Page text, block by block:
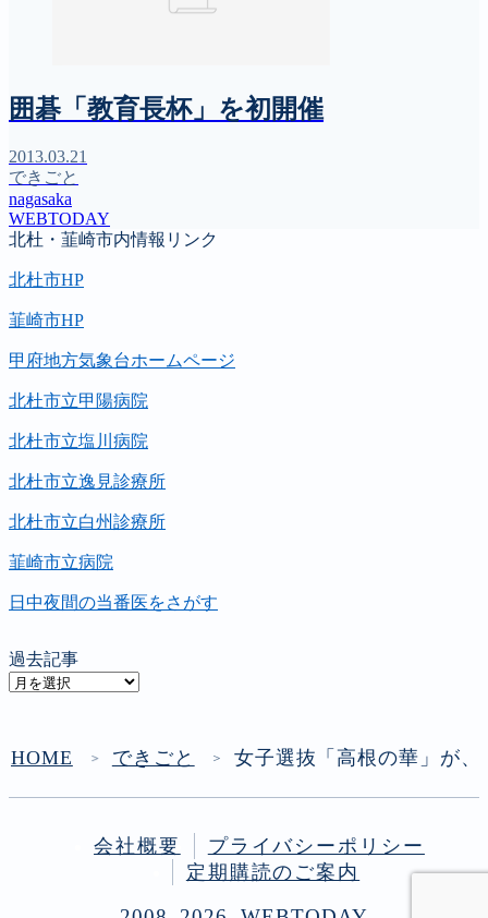
囲碁「教育長杯」を初開催
2013.03.21
できごと
nagasaka
WEBTODAY
北杜・韮崎市内情報リンク
北杜市HP
韮崎市HP
甲府地方気象台ホームページ
北杜市立甲陽病院
北杜市立塩川病院
北杜市立逸見診療所
北杜市立白州診療所
韮崎市立病院
日中夜間の当番医をさがす
過去記事
過
事
HOME ＞ できごと ＞ 女子選抜「高根の華」が、
会社概要
プライバシーポリシー
定期購読のご案内